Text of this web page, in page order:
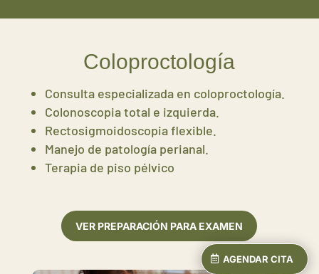
AGENDAR CITA
Coloproctología
Consulta especializada en coloproctología.
Colonoscopia total e izquierda.
Rectosigmoidoscopia flexible.
Manejo de patología perianal.
Terapia de piso pélvico
VER PREPARACIÓN PARA EXAMEN